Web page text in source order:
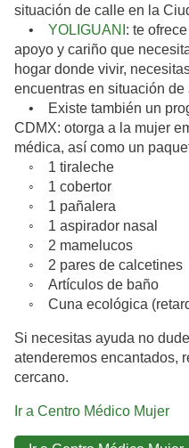
situación de calle en la
• YOLIGUANI : te
apoyo y cariño que
hogar donde vivir,
encuentras en situación de
• Existe también un
CDMX: otorga a la mujer
médica, así como un
◦ 1 tiraleche
◦ 1 cobertor
◦ 1 pañalera
◦ 1 aspirador nasal
◦ 2 mamelucos
◦ 2 pares de calcetines
◦ Artículos de baño
◦ Cuna ecológica
Si necesitas ayuda no
atenderemos encantados,
cercano.
Ir a Centro Médico Mujer